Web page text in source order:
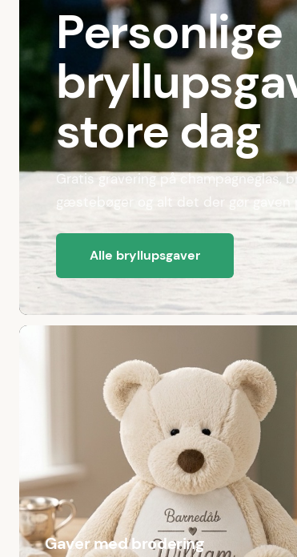
Personlige
store dag
Gratis gravering på champagneglas,
gæstebøger og alt det der gør gaven
Alle bryllupsgaver
Gaver med brodering